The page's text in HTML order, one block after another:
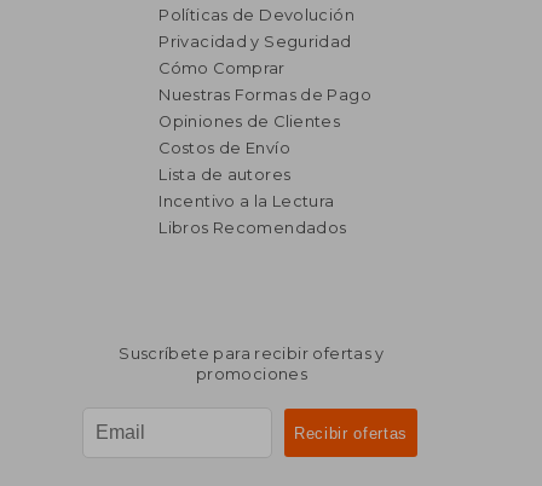
Políticas de Devolución
Privacidad y Seguridad
Cómo Comprar
Nuestras Formas de Pago
Opiniones de Clientes
Costos de Envío
Lista de autores
Incentivo a la Lectura
Libros Recomendados
Suscríbete para recibir ofertas y
promociones